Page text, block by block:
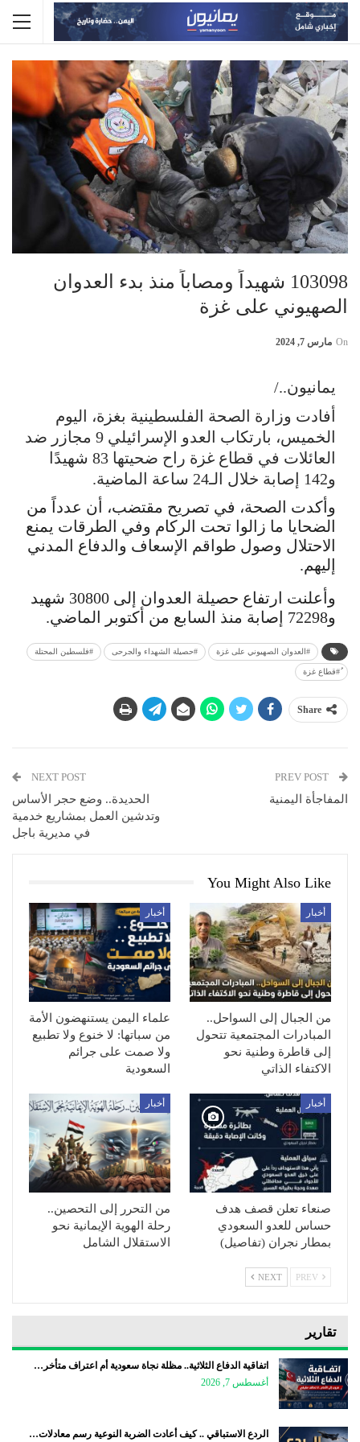
103098 شهيداً ومصاباً منذ بدء العدوان
الصهيوني على غزة
On مارس 7, 2024
يمانيون../
أفادت وزارة الصحة الفلسطينية بغزة، اليوم
الخميس، بارتكاب العدو الإسرائيلي 9 مجازر ضد
العائلات في قطاع غزة راح ضحيتها 83 شهيدًا
و142 إصابة خلال الـ24 ساعة الماضية.
وأكدت الصحة، في تصريح مقتضب، أن عدداً من
الضحايا ما زالوا تحت الركام وفي الطرقات يمنع
الاحتلال وصول طواقم الإسعاف والدفاع المدني
إليهم.
وأعلنت ارتفاع حصيلة العدوان إلى 30800 شهيد
و72298 إصابة منذ السابع من أكتوبر الماضي.
#العدوان الصهيوني على غزة #حصيلة الشهداء والجرحى
ُ#قطاع غزة
Share
المفاجأة اليمنية
NEXT POST
الحديدة.. وضع حجر الأساس
وتدشين العمل بمشاريع خدمية
في مديرية باجل
You Might Also Like
أخبار
من الجبال إلى السواحل..
المبادرات المجتمعية تتحول
إلى قاطرة وطنية نحو
الاكتفاء الذاتي
أخبار
علماء اليمن يستنهضون الأمة
من سباتها: لا خنوع ولا تطبيع
ولا صمت على جرائم
السعودية
أخبار
صنعاء تعلن قصف هدف
حساس للعدو السعودي
بمطار نجران (تفاصيل)
أخبار
من التحرر إلى التحصين..
رحلة الهوية الإيمانية نحو
الاستقلال الشامل
NEXT
تقارير
اتفاقية الدفاع الثلاثية.. مظلة نجاة سعودية أم اعتراف متأخر…
أغسطس 7, 2026
الردع الاستباقي .. كيف أعادت الضربة النوعية رسم معادلات…